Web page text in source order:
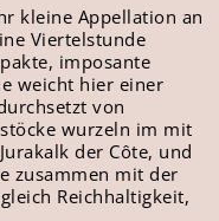
kleine Appellation an
Viertelstunde
imposante
weicht hier einer
von
wurzeln im mit
der Côte, und
zusammen mit der
Reichhaltigkeit,